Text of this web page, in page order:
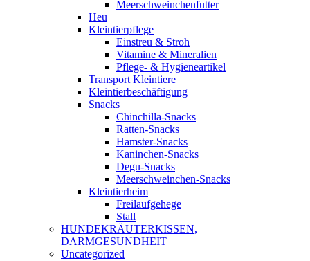
Meerschweinchenfutter
Heu
Kleintierpflege
Einstreu & Stroh
Vitamine & Mineralien
Pflege- & Hygieneartikel
Transport Kleintiere
Kleintierbeschäftigung
Snacks
Chinchilla-Snacks
Ratten-Snacks
Hamster-Snacks
Kaninchen-Snacks
Degu-Snacks
Meerschweinchen-Snacks
Kleintierheim
Freilaufgehege
Stall
HUNDEKRÄUTERKISSEN,
DARMGESUNDHEIT
Uncategorized